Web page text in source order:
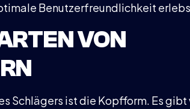
Benutzerfreundlichkeit
VON
Schlägers ist die Kopfform. Es gibt